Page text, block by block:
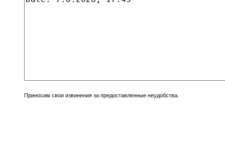
Приносим свои извинения за предоставленные неудобства.